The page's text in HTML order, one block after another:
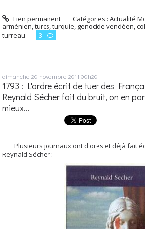
Lien permanent Catégories :Actualité
arménien,turcs,turquie, genocide vendéen,
turreau
3
dimanche 20 novembre 2011 00h20
1793 : L'ordre écrit de tuer des
Reynald Sécher fait du bruit, on en
mieux...
Plusieurs journaux ont d'ores et déjà fait
Reynald Sécher :